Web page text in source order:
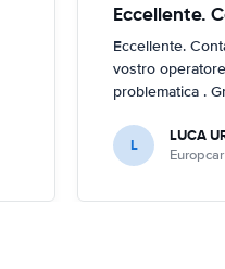
Eccellente.
Eccellente.
vostro
problematica .
L LUCA